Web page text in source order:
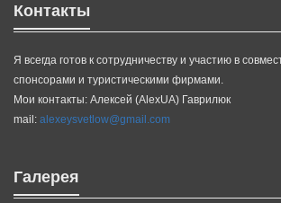
Контакты
Я всегда готов к сотрудничеству и участию в
спонсорами и туристическими фирмами.
Мои контакты: Алексей (AlexUA) Гаврилюк
mail: alexeysvetlow@gmail.com
Галерея